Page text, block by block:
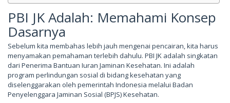
PBI JK Adalah: Memahami Konsep
Dasarnya
Sebelum kita membahas lebih jauh mengenai pencairan, kita harus
menyamakan pemahaman terlebih dahulu. PBI JK adalah singkatan
dari Penerima Bantuan Iuran Jaminan Kesehatan. Ini adalah
program perlindungan sosial di bidang kesehatan yang
diselenggarakan oleh pemerintah Indonesia melalui Badan
Penyelenggara Jaminan Sosial (BPJS) Kesehatan.